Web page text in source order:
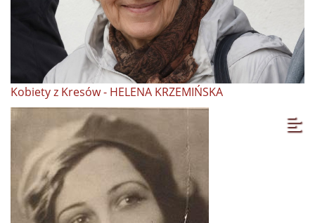
Kobiety z Kresów - HELENA KRZEMIŃSKA